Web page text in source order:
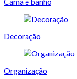
Decoração
Organização